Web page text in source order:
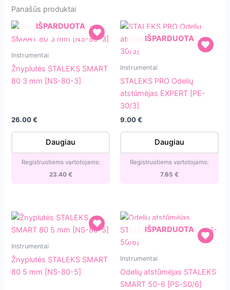
Panašūs produktai
Žnyplutės
STALEKS
SMART
[NS-
IŠPARDUOTA
Instrumentai
Žnyplutės STALEKS SMART
80 3 mm [NS-80-3]
26.00€
Daugiau
Registruotiems vartotojams:
23.40 €
STALEKS
atstūmėjas
EXPERT
[PE-
IŠPARDUOTA
Instrumentai
STALEKS PRO Odelių
atstūmėjas EXPERT [PE-
30/3]
9.00€
Daugiau
Registruotiems vartotojams:
7.65 €
Žnyplutės
STALEKS
SMART
Instrumentai
Žnyplutės STALEKS SMART
80 5 mm [NS-80-5]
Odelių
STALEKS
IŠPARDUOTA
Instrumentai
Odelių atstūmėjas STALEKS
SMART 50-6 [PS-50/6]